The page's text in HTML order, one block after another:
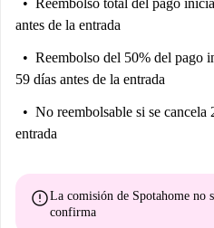
antes de la entrada
Reembolso del 50% del pago
59 días antes de la entrada
No reembolsable si se cancela
entrada
errorLa comisión de Spotahome no
confirma